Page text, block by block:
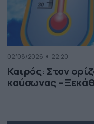
02/08/2026 22:20
Καιρός: Στον
καύσωνας –